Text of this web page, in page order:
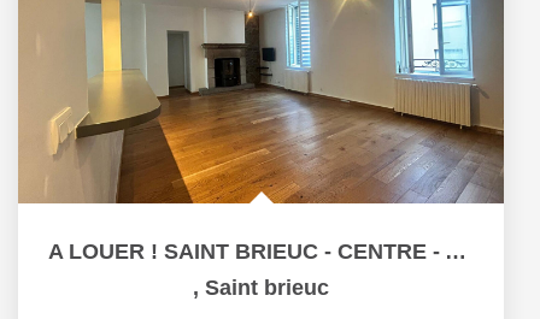
A LOUER ! SAINT BRIEUC - CENTRE - APPARTEMENT T4 de 100m²...
, Saint brieuc